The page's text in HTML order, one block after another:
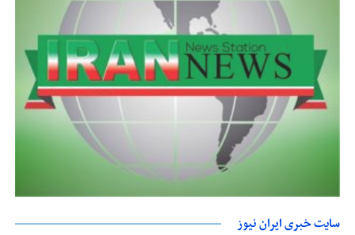
سایت خبری ایران نیوز